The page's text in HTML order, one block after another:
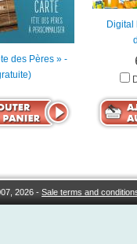
des Pères » -
Digital
2026 -Sale terms and